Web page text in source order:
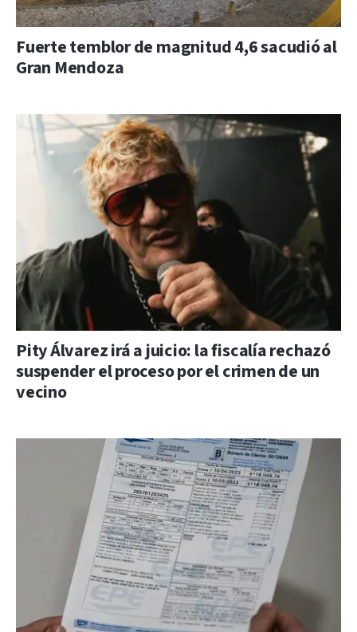
Fuerte temblor de magnitud 4,6 sacudió al
Gran Mendoza
Pity Álvarez irá a juicio: la fiscalía rechazó
suspender el proceso por el crimen de un
vecino